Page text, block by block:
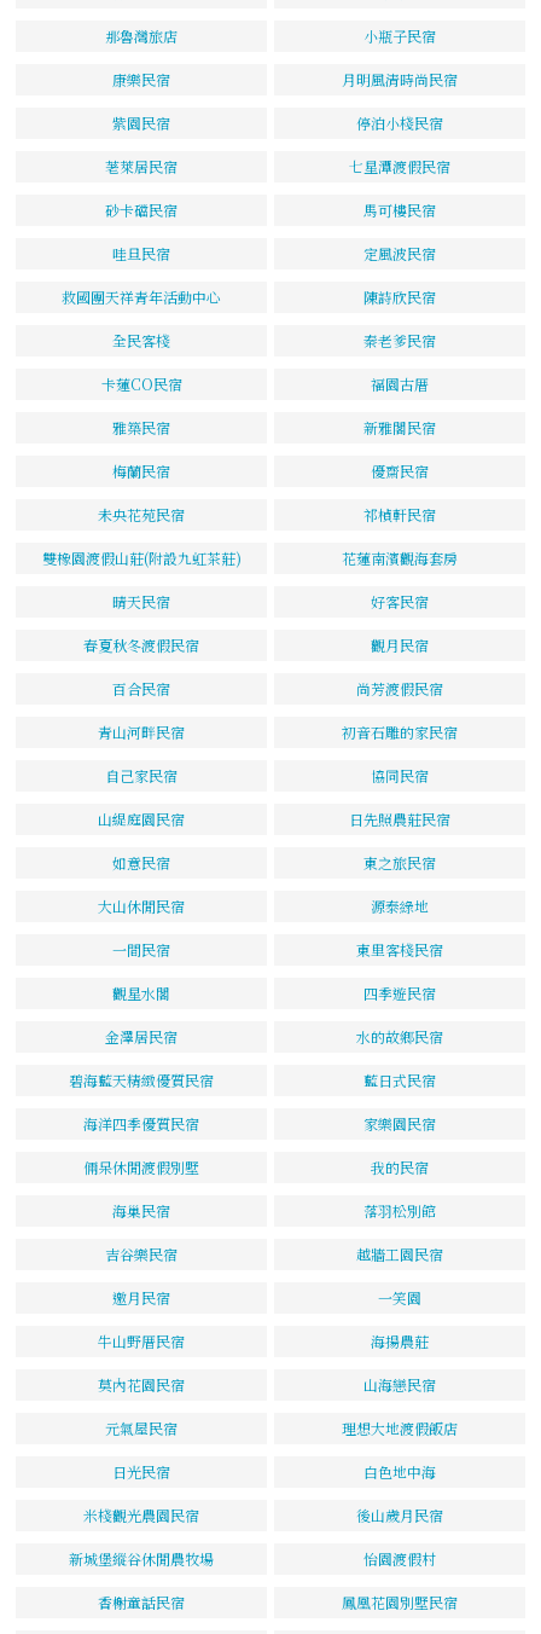
那魯灣旅店 小瓶子民宿
康樂民宿 月明風清時尚民宿
紫園民宿 停泊小棧民宿
荖萊居民宿 七星潭渡假民宿
砂卡礑民宿 馬可樓民宿
哇旦民宿 定風波民宿
救國團天祥青年活動中心 陳詩欣民宿
全民客棧 秦老爹民宿
卡蓮CO民宿 福園古厝
雅築民宿 新雅閣民宿
梅蘭民宿 優齋民宿
未央花苑民宿 祁楨軒民宿
雙橡園渡假山莊(附設九虹茶莊) 花蓮南濱觀海套房
晴天民宿 好客民宿
春夏秋冬渡假民宿 觀月民宿
百合民宿 尚芳渡假民宿
青山河畔民宿 初音石雕的家民宿
自己家民宿 協同民宿
山緹庭園民宿 日先照農莊民宿
如意民宿 東之旅民宿
大山休閒民宿 源泰綠地
一間民宿 東里客棧民宿
觀星水閣 四季遊民宿
金澤居民宿 水的故鄉民宿
碧海藍天精緻優質民宿 藍日式民宿
海洋四季優質民宿 家樂園民宿
倆呆休閒渡假別墅 我的民宿
海巢民宿 落羽松別館
吉谷樂民宿 越牆工園民宿
邀月民宿 一笑園
牛山野厝民宿 海揚農莊
莫內花園民宿 山海戀民宿
元氣屋民宿 理想大地渡假飯店
日光民宿 白色地中海
米棧觀光農園民宿 後山歲月民宿
新城堡縱谷休閒農牧場 怡園渡假村
香榭童話民宿 鳳凰花園別墅民宿